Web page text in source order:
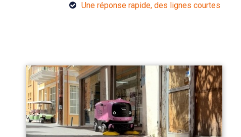
Une réponse rapide, des lignes courtes